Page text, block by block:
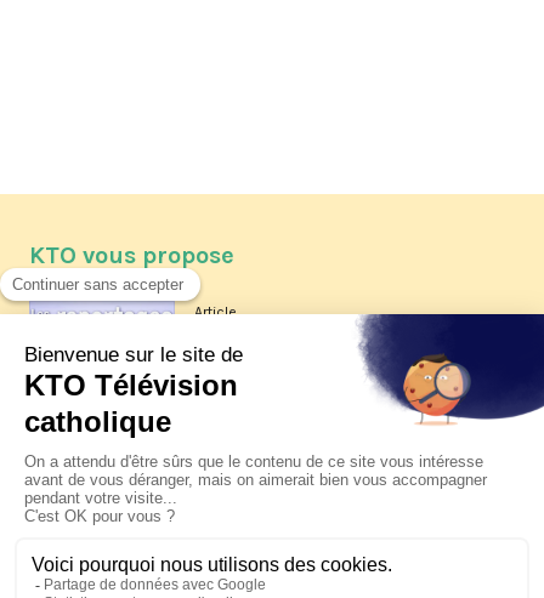
KTO vous propose
Article
Les reportages d'été 2026 de KTO
La visite pastorale du pape Léon
XIV à Assise à suivre sur KTO le
jeudi 6 août
Le pape en Uruguay, Argentine et
Pérou du 6 au 17 novembre 2026